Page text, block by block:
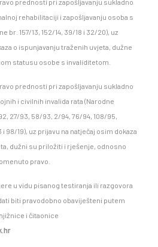
prednosti pri zapošljavanju sukladno
rehabilitaciji i zapošljavanju osoba s
br. 157/13, 152/14, 39/18 i 32/20), uz
o ispunjavanju traženih uvjeta, dužne
statusu osobe s invaliditetom.
prednosti pri zapošljavanju sukladno
i civilnih invalida rata (Narodne
27/93, 58/93, 2/94, 76/94, 108/95,
i 98/19), uz prijavu na natječaj osim dokaza
dužni su priložiti i rješenje, odnosno
pravo.
u vidu pisanog testiranja ili razgovora
biti pravodobno obaviješteni putem
i čitaonice